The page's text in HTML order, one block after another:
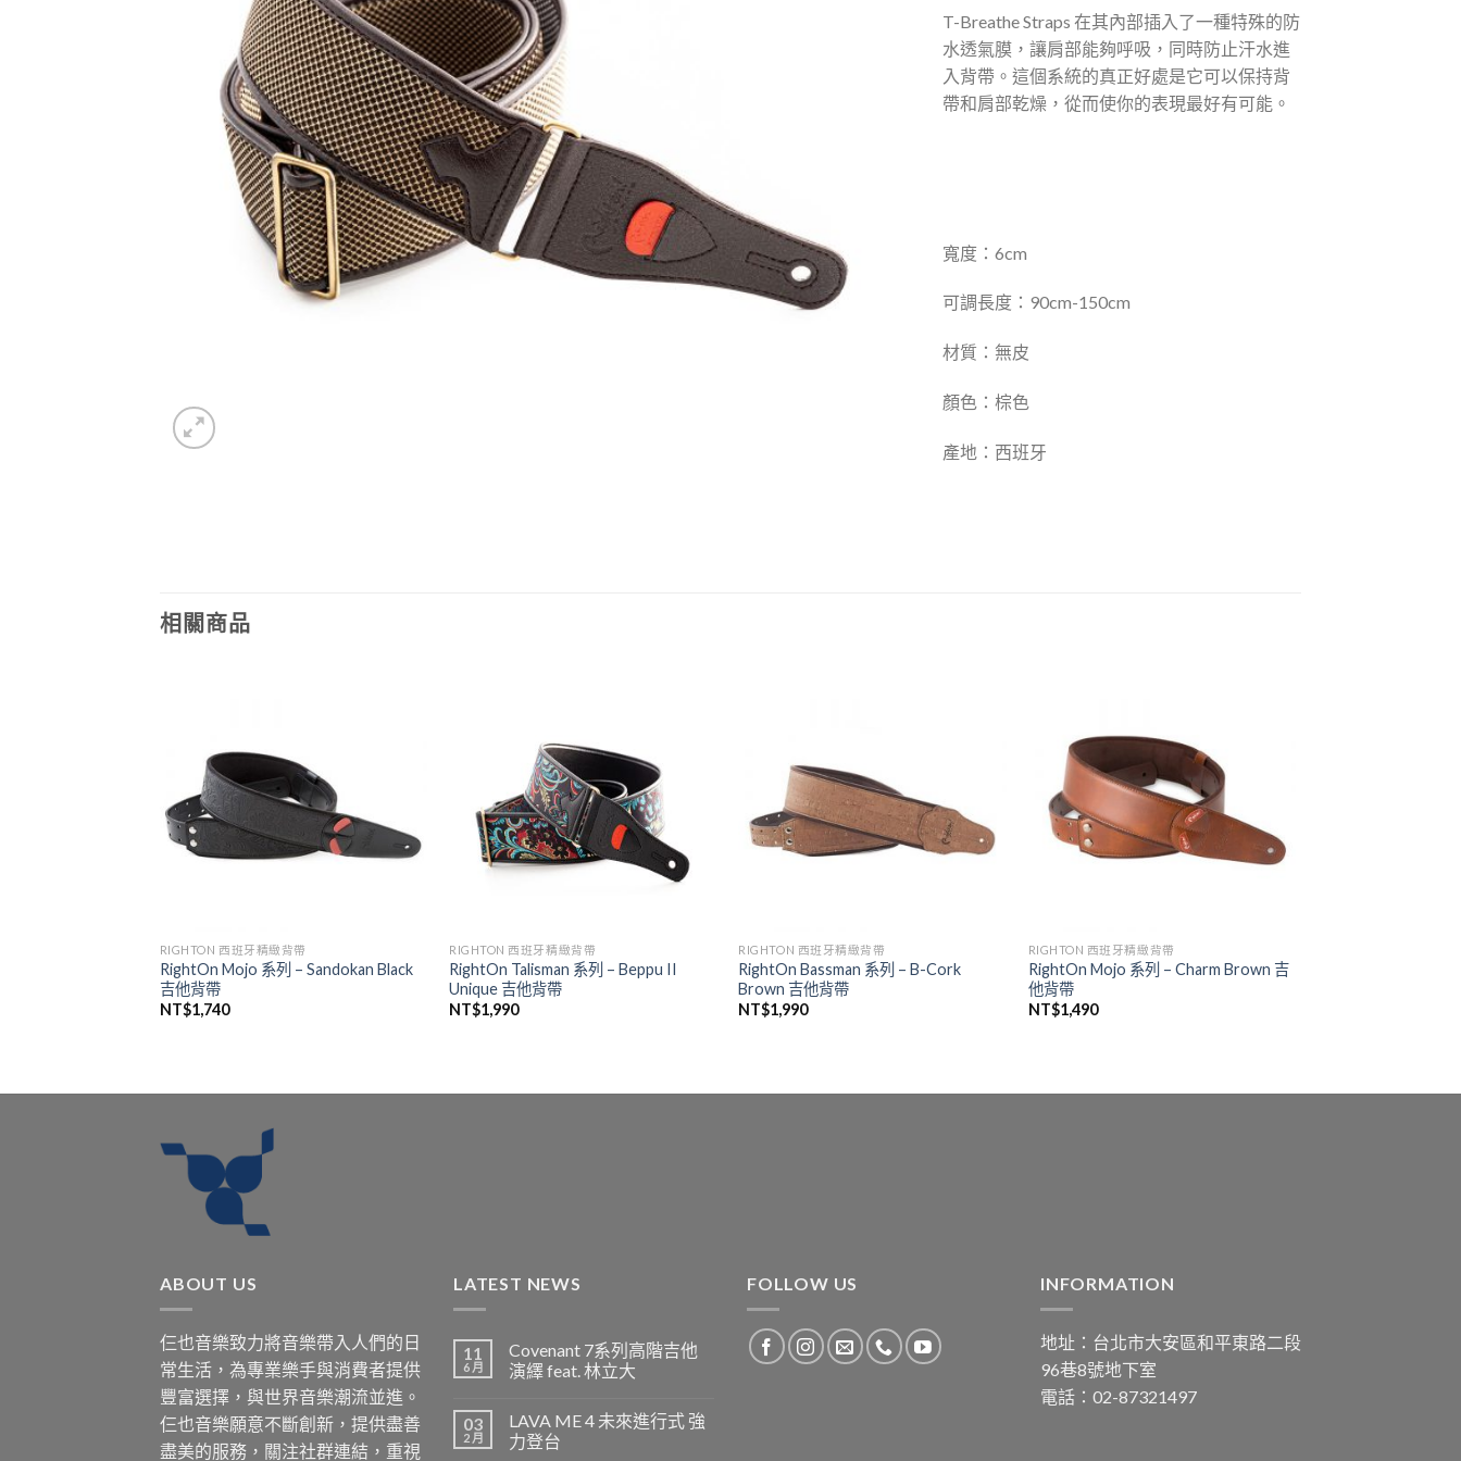
T-Breathe Straps 在其內部插入了一種特殊的防
水透氣膜，讓肩部能夠呼吸，同時防止汗水進
入背帶。這個系統的真正好處是它可以保持背
帶和肩部乾燥，從而使你的表現最好有可能。
寬度：6cm
可調長度：90cm-150cm
材質：無皮
顏色：棕色
產地：西班牙
相關商品
RIGHTON 西班牙精緻背帶
RightOn Mojo 系列 – Sandokan Black
吉他背帶
NT$1,740
RIGHTON 西班牙精緻背帶
RightOn Talisman 系列 – Beppu II
Unique 吉他背帶
NT$1,990
RIGHTON 西班牙精緻背帶
RightOn Bassman 系列 – B-Cork
Brown 吉他背帶
NT$1,990
RIGHTON 西班牙精緻背帶
RightOn Mojo 系列 – Charm Brown 吉
他背帶
NT$1,490
ABOUT US
仨也音樂致力將音樂帶入人們的日
常生活，為專業樂手與消費者提供
豐富選擇，與世界音樂潮流並進。
仨也音樂願意不斷創新，提供盡善
盡美的服務，關注社群連結，重視
LATEST NEWS
11
6 月
Covenant 7系列高階吉他
演繹 feat. 林立大
03
2 月
LAVA ME 4 未來進行式 強
力登台
FOLLOW US INFORMATION
地址：台北市大安區和平東路二段
96巷8號地下室
電話：02-87321497